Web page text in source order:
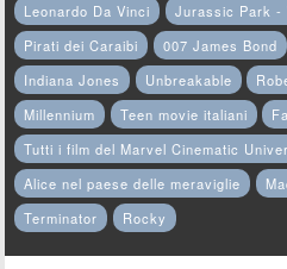
Leonardo Da Vinci
Jurassic Park -
Pirati dei Caraibi
007 James Bond
Indiana Jones
Unbreakable
Millennium
Teen movie italiani
Tutti i film del Marvel Cinematic
Alice nel paese delle meraviglie
Terminator
Rocky